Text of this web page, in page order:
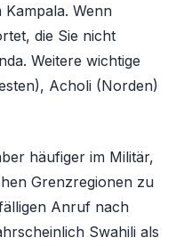
Wenn
die Sie nicht
Weitere wichtige
Acholi (Norden)
häufiger im Militär,
Grenzregionen zu
Anruf nach
Swahili als